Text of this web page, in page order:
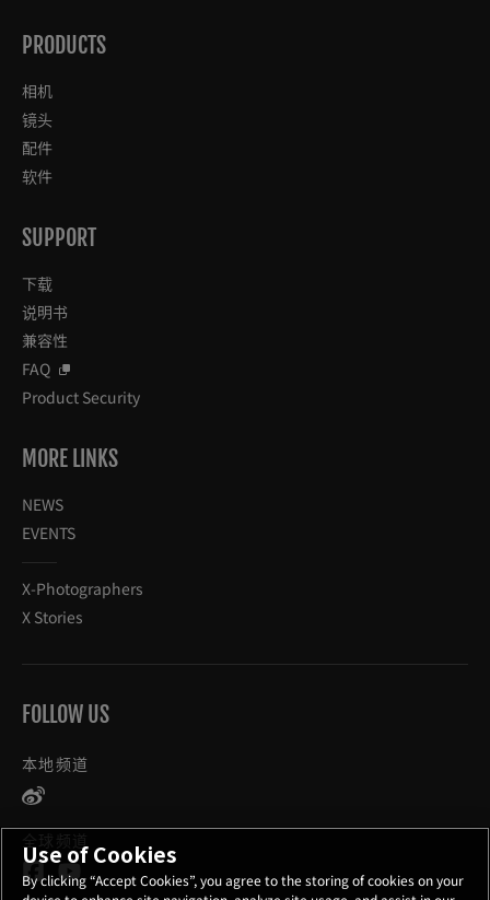
PRODUCTS
相机
镜头
配件
软件
SUPPORT
下载
说明书
兼容性
FAQ
Product Security
MORE LINKS
NEWS
EVENTS
X-Photographers
X Stories
FOLLOW US
本地频道
Use of Cookies
By clicking “Accept Cookies”, you agree to the storing of cookies on your